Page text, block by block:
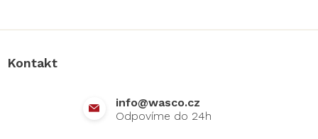
Kontakt
info@wasco.cz